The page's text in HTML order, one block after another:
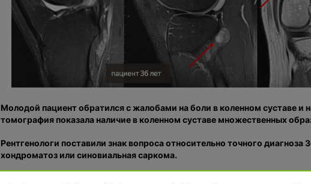
Молодой пациент обратился с жалобами на боли в коленном суставе
томография показала наличие в коленном суставе множественных
Рентгенологи поставили знак вопроса относительно точного
хондроматоз или синовиальная саркома.
Второй редкий случай у пациентки 61 года. С жалобами на боли в